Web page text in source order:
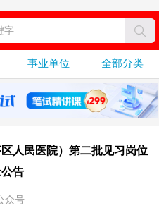
事业单位 全部分类
人民医院）第二批见习岗位
告
众号